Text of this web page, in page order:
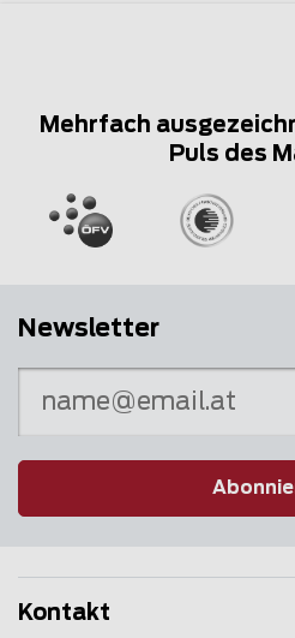
Mehrfach
Puls des
Newsletter
Kontakt